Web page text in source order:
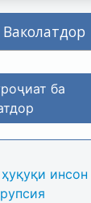
ба
инсон